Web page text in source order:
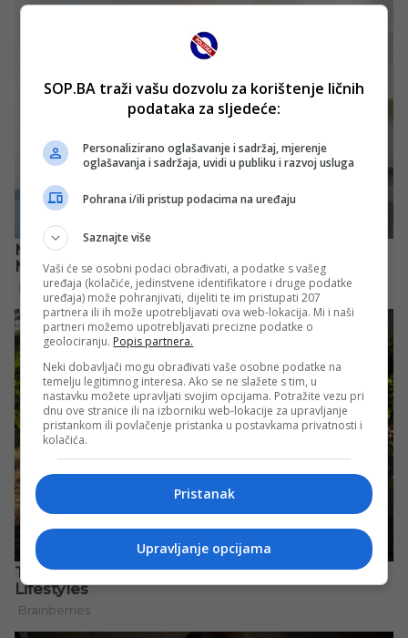
SOP.BA traži vašu dozvolu za korištenje ličnih
podataka za sljedeće:
Personalizirano oglašavanje i sadržaj, mjerenje
oglašavanja i sadržaja, uvidi u publiku i razvoj usluga
Pohrana i/ili pristup podacima na uređaju
Saznajte više
Vaši će se osobni podaci obrađivati, a podatke s vašeg
uređaja (kolačiće, jedinstvene identifikatore i druge podatke
uređaja) može pohranjivati, dijeliti te im pristupati 207
partnera ili ih može upotrebljavati ova web-lokacija. Mi i naši
partneri možemo upotrebljavati precizne podatke o
geolociranju. Popis partnera.
Neki dobavljači mogu obrađivati vaše osobne podatke na
temelju legitimnog interesa. Ako se ne slažete s tim, u
nastavku možete upravljati svojim opcijama. Potražite vezu pri
dnu ove stranice ili na izborniku web-lokacije za upravljanje
pristankom ili povlačenje pristanka u postavkama privatnosti i
kolačića.
Pristanak
Upravljanje opcijama